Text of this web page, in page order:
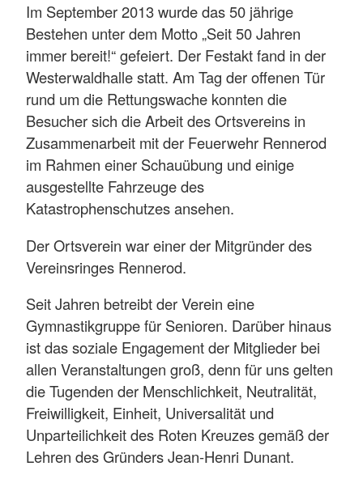
Im September 2013 wurde das 50 jährige
Bestehen unter dem Motto „Seit 50 Jahren
immer bereit!“ gefeiert. Der Festakt fand in der
Westerwaldhalle statt. Am Tag der offenen Tür
rund um die Rettungswache konnten die
Besucher sich die Arbeit des Ortsvereins in
Zusammenarbeit mit der Feuerwehr Rennerod
im Rahmen einer Schauübung und einige
ausgestellte Fahrzeuge des
Katastrophenschutzes ansehen.
Der Ortsverein war einer der Mitgründer des
Vereinsringes Rennerod.
Seit Jahren betreibt der Verein eine
Gymnastikgruppe für Senioren. Darüber hinaus
ist das soziale Engagement der Mitglieder bei
allen Veranstaltungen groß, denn für uns gelten
die Tugenden der Menschlichkeit, Neutralität,
Freiwilligkeit, Einheit, Universalität und
Unparteilichkeit des Roten Kreuzes gemäß der
Lehren des Gründers Jean-Henri Dunant.